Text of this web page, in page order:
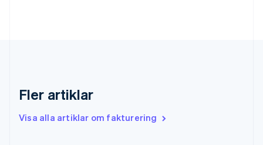
Fler artiklar
Visa alla artiklar om fakturering
English
English简体中文